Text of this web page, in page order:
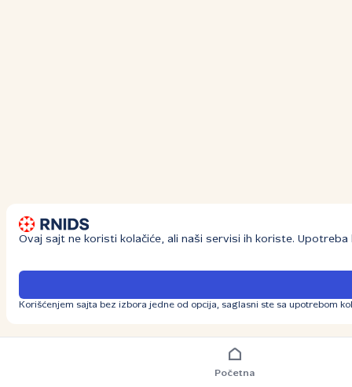
Početna
Ovaj sajt ne koristi kolačiće, ali naši servisi ih koriste. Upotreba
Korišćenjem sajta bez izbora jedne od opcija, saglasni ste sa upotrebom